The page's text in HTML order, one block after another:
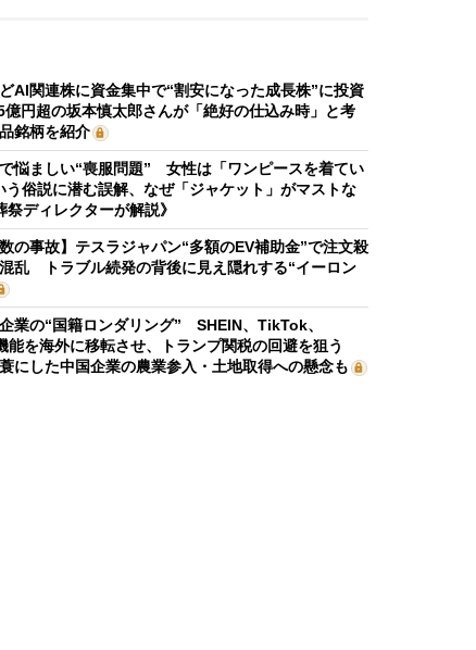
AI関連株に資金集中で“割安になった成長株”に投資
円超の坂本慎太郎さんが「絶好の仕込み時」と考
銘柄を紹介
悩ましい“喪服問題” 女性は「ワンピースを着てい
う俗説に潜む誤解、なぜ「ジャケット」がマストな
ディレクターが解説》
数の事故】テスラジャパン“多額のEV補助金”で注文殺
乱 トラブル続発の背後に見え隠れする“イーロン
業の“国籍ロンダリング” SHEIN、TikTok、
を海外に移転させ、トランプ関税の回避を狙う
にした中国企業の農業参入・土地取得への懸念も